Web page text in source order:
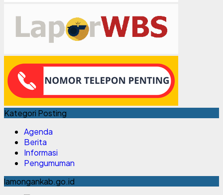
Kategori Posting
Agenda
Berita
Informasi
Pengumuman
lamongankab.go.id